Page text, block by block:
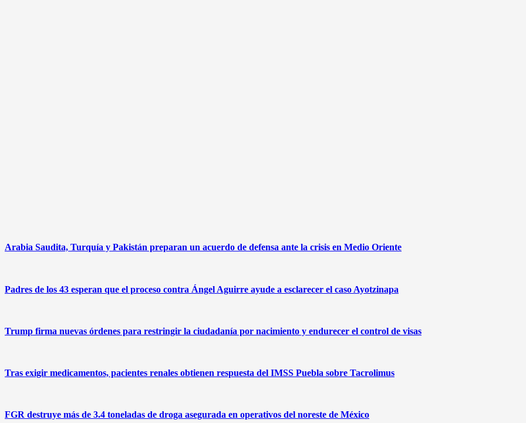
Arabia Saudita, Turquía y Pakistán preparan un acuerdo de defensa ante la crisis en Medio Oriente
Padres de los 43 esperan que el proceso contra Ángel Aguirre ayude a esclarecer el caso Ayotzinapa
Trump firma nuevas órdenes para restringir la ciudadanía por nacimiento y endurecer el control de visas
Tras exigir medicamentos, pacientes renales obtienen respuesta del IMSS Puebla sobre Tacrolimus
FGR destruye más de 3.4 toneladas de droga asegurada en operativos del noreste de México